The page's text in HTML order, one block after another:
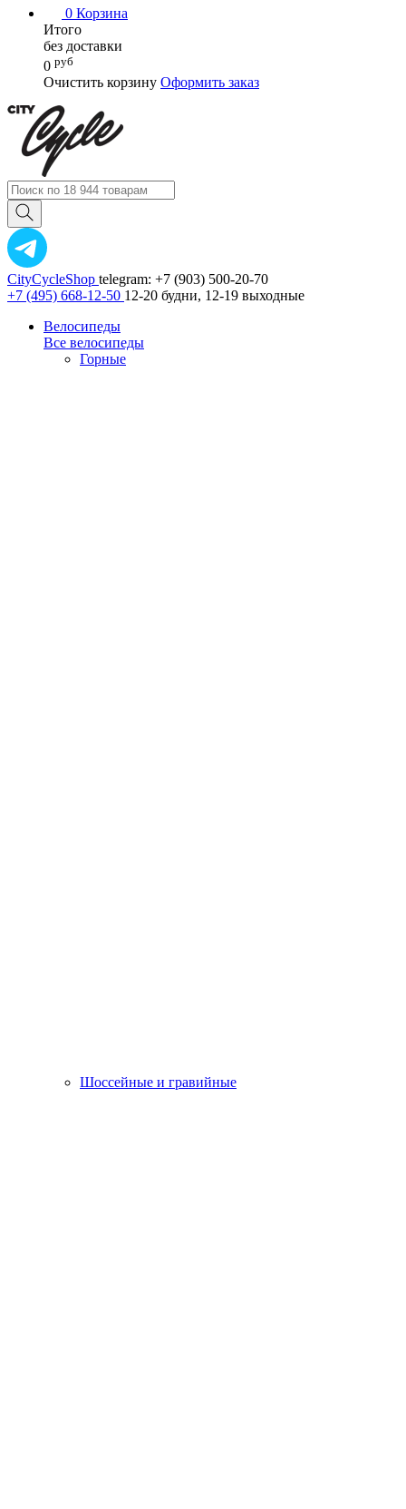
0 Корзина
Итого
без доставки
0 руб
Очистить корзину Оформить заказ
CityCycleShop telegram: +7 (903) 500-20-70
+7 (495) 668-12-50 12-20 будни, 12-19 выходные
Велосипеды
Все велосипеды
Горные
Шоссейные и гравийные